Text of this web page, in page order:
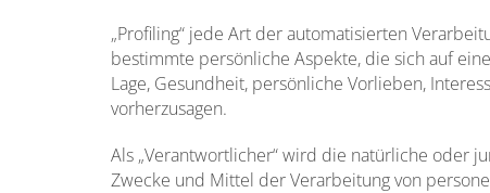
„Profiling“ jede Art der automatisierten
bestimmte persönliche Aspekte, die sich auf
Lage, Gesundheit, persönliche Vorlieben,
vorherzusagen.
Als „Verantwortlicher“ wird die natürliche oder
Zwecke und Mittel der Verarbeitung von